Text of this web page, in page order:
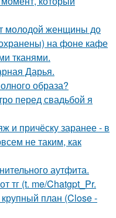
молодой женщины до
на фоне кафе
тканями.
Дарья.
образа?
перед свадьбой я
и причёску заранее - в
не таким, как
аутфита.
тг (t. me/Chatgpt_Pr.
план (Close -